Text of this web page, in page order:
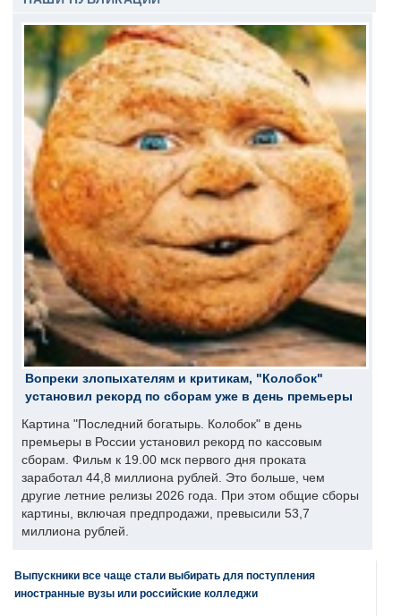
Вопреки злопыхателям и критикам, "Колобок"
установил рекорд по сборам уже в день премьеры
Картина "Последний богатырь. Колобок" в день
премьеры в России установил рекорд по кассовым
сборам. Фильм к 19.00 мск первого дня проката
заработал 44,8 миллиона рублей. Это больше, чем
другие летние релизы 2026 года. При этом общие сборы
картины, включая предпродажи, превысили 53,7
миллиона рублей.
Выпускники все чаще стали выбирать для поступления
иностранные вузы или российские колледжи